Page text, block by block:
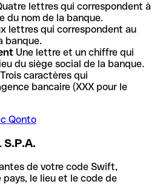
lettres qui correspondent à
du nom de la banque.
lettres qui correspondent au
banque.
Une lettre et un chiffre qui
du siège social de la banque.
Trois caractères qui
bancaire (XXX pour le
Qonto
S.P.A.
de votre code Swift,
le lieu et le code de